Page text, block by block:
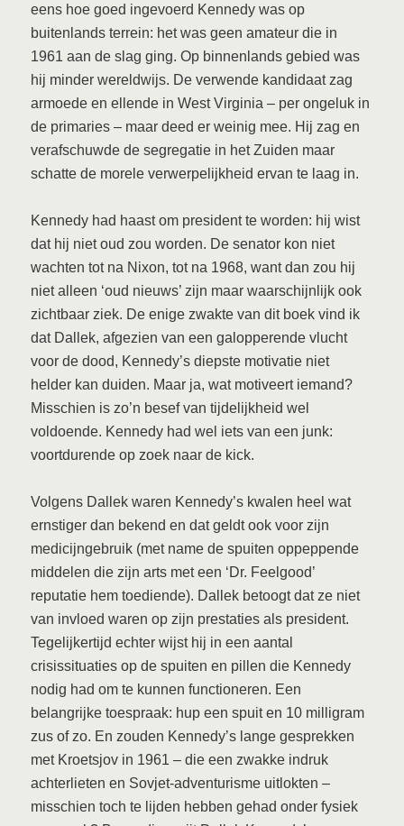
eens hoe goed ingevoerd Kennedy was op
buitenlands terrein: het was geen amateur die in
1961 aan de slag ging. Op binnenlands gebied was
hij minder wereldwijs. De verwende kandidaat zag
armoede en ellende in West Virginia – per ongeluk in
de primaries – maar deed er weinig mee. Hij zag en
verafschuwde de segregatie in het Zuiden maar
schatte de morele verwerpelijkheid ervan te laag in.
Kennedy had haast om president te worden: hij wist
dat hij niet oud zou worden. De senator kon niet
wachten tot na Nixon, tot na 1968, want dan zou hij
niet alleen ‘oud nieuws’ zijn maar waarschijnlijk ook
zichtbaar ziek. De enige zwakte van dit boek vind ik
dat Dallek, afgezien van een galopperende vlucht
voor de dood, Kennedy’s diepste motivatie niet
helder kan duiden. Maar ja, wat motiveert iemand?
Misschien is zo’n besef van tijdelijkheid wel
voldoende. Kennedy had wel iets van een junk:
voortdurende op zoek naar de kick.
Volgens Dallek waren Kennedy’s kwalen heel wat
ernstiger dan bekend en dat geldt ook voor zijn
medicijngebruik (met name de spuiten oppeppende
middelen die zijn arts met een ‘Dr. Feelgood’
reputatie hem toediende). Dallek betoogt dat ze niet
van invloed waren op zijn prestaties als president.
Tegelijkertijd echter wijst hij in een aantal
crisissituaties op de spuiten en pillen die Kennedy
nodig had om te kunnen functioneren. Een
belangrijke toespraak: hup een spuit en 10 milligram
zus of zo. En zouden Kennedy’s lange gesprekken
met Kroetsjov in 1961 – die een zwakke indruk
achterlieten en Sovjet-adventurisme uitlokten –
misschien toch te lijden hebben gehad onder fysiek